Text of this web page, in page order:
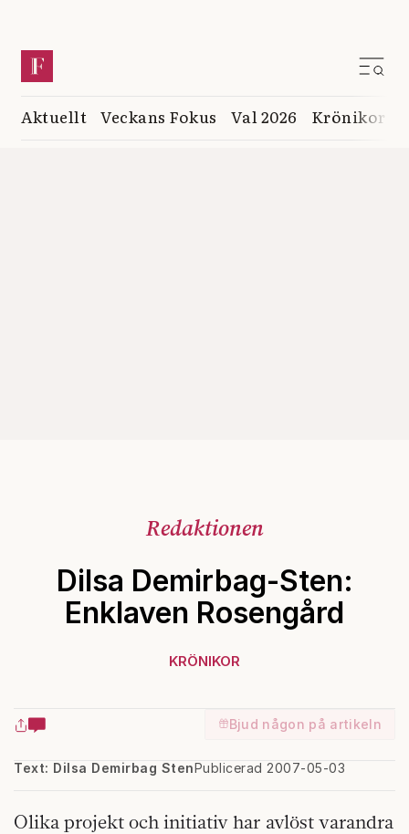
Aktuellt Veckans Fokus Val 2026 Krönikor
Redaktionen
Dilsa Demirbag-Sten:
Enklaven Rosengård
KRÖNIKOR
Bjud någon på artikeln
Text: Dilsa Demirbag StenPublicerad 2007-05-03
Olika projekt och initiativ har avlöst varandra